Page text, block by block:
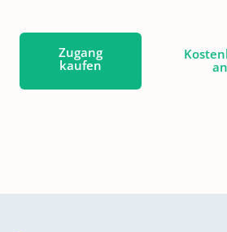
Zugang
kaufen